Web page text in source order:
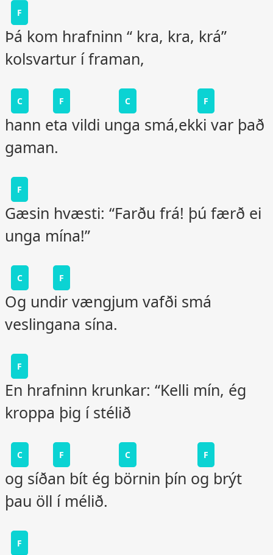
F
Þá kom hrafninn “ kra, kra, krá”
kolsvartur í framan,
C F C F
hann eta vildi unga smá,ekki var það
gaman.
F
Gæsin hvæsti: “Farðu frá! þú færð ei
unga mína!”
C F
Og undir vængjum vafði smá
veslingana sína.
F
En hrafninn krunkar: “Kelli mín, ég
kroppa þig í stélið
C F C F
og síðan bít ég börnin þín og brýt
þau öll í mélið.
F